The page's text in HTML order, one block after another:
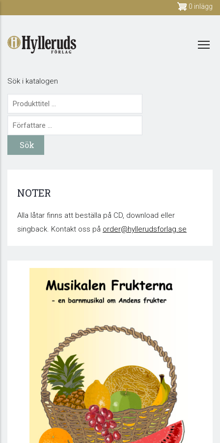
main
content
0 inlägg
Sök i katalogen
NOTER
Alla låtar finns att beställa på CD, download eller
singback. Kontakt oss på order@hyllerudsforlag.se